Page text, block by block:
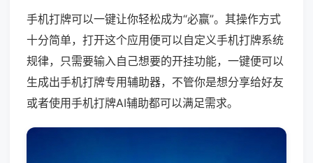
手机打牌可以一键让你轻松成为“必赢”。其操作方式
十分简单，打开这个应用便可以自定义手机打牌系统
规律，只需要输入自己想要的开挂功能，一键便可以
生成出手机打牌专用辅助器，不管你是想分享给好友
或者使用手机打牌AI辅助都可以满足需求。